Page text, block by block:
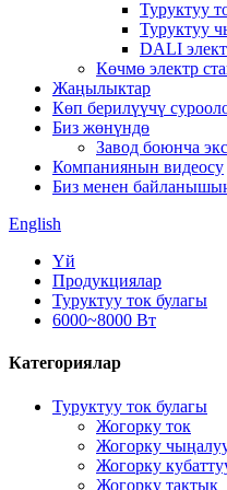
Туруктуу
Туруктуу
DALI
Көчмө электр
Жаңылыктар
Көп берилүүчү
Биз жөнүндө
Завод боюнча
Компаниянын видеосу
Биз менен
English
Үй
Продукциялар
Туруктуу ток булагы
6000~8000 Вт
Категориялар
Туруктуу ток булагы
Жогорку ток
Жогорку
Жогорку
Жогорку тактык